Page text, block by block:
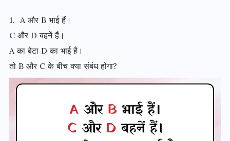
1. A और B भाई हैं।
C और D बहनें हैं।
A का बेटा D का भाई है।
तो B और C के बीच क्या संबंध होगा?